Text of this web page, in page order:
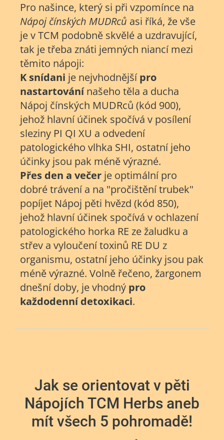
Pro našince, který si při vzpomínce na
Nápoj čínských MUDRců asi říká, že vše
je v TCM podobně skvělé a uzdravující,
tak je třeba znáti jemných niancí mezi
těmito nápoji:
K snídani je nejvhodnějšípro
nastartovánínašeho těla a ducha
Nápoj čínských MUDRců (kód 900),
jehož hlavní účinek spočívá v posílení
sleziny PI QI XU a odvedení
patologického vlhka SHI, ostatní jeho
účinky jsou pak méně výrazné.
Přes den a večer je optimální pro
dobré trávení a na "pročištění trubek"
popíjet Nápoj pěti hvězd (kód 850),
jehož hlavní účinek spočívá v ochlazení
patologického horka RE ze žaludku a
střev a vyloučení toxinů RE DU z
organismu, ostatní jeho účinky jsou pak
méně výrazné. Volně řečeno, žargonem
dnešní doby, je vhodný pro
každodenní detoxikaci.
Jak se orientovat v pěti
Nápojích TCM Herbs aneb
mít všech 5 pohromadě!